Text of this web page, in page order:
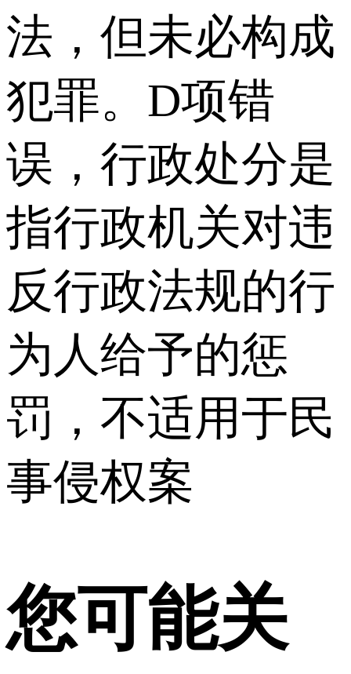
法，但未必构成
犯罪。D项错
误，行政处分是
指行政机关对违
反行政法规的行
为人给予的惩
罚，不适用于民
事侵权案
您可能关